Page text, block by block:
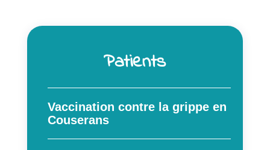
Patients
Vaccination contre la grippe en
Couserans